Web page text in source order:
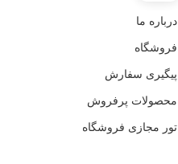
درباره ما
فروشگاه
پیگیری سفارش
محصولات پرفروش
تور مجازی فروشگاه